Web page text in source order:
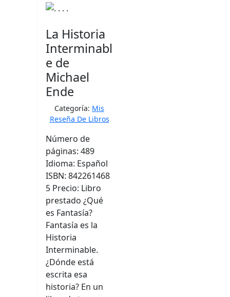
La Historia
Interminabl
e de
Michael
Ende
Categoría: Mis
Reseña De Libros
Número de
páginas: 489
Idioma: Español
ISBN: 842261468
5 Precio: Libro
prestado ¿Qué
es Fantasía?
Fantasía es la
Historia
Interminable.
¿Dónde está
escrita esa
historia? En un